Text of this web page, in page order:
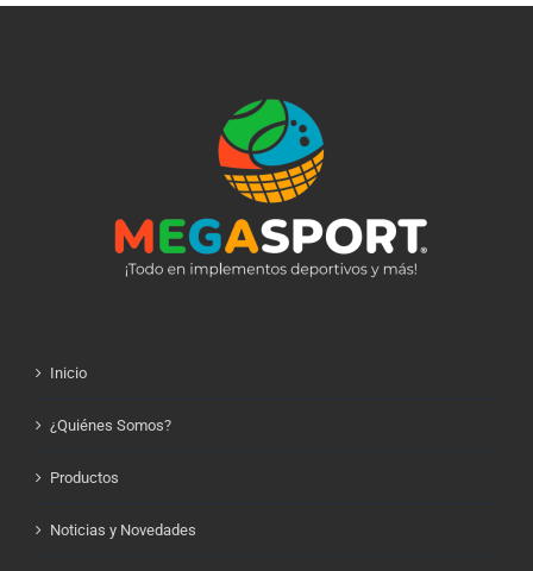
Inicio
¿Quiénes Somos?
Productos
Noticias y Novedades